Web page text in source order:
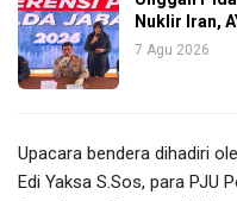
Nuklir Iran,
7 Agu 2026
Upacara bendera dihadiri
Edi Yaksa S.Sos, para PJU